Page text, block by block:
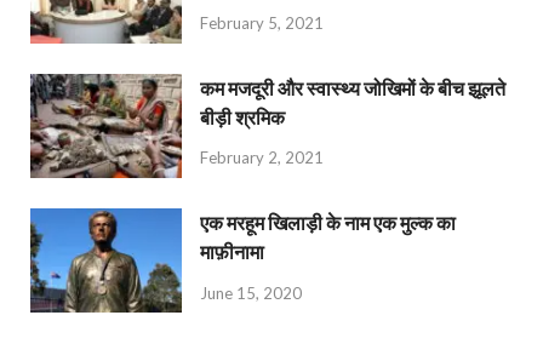
February 5, 2021
कम मजदूरी और स्वास्थ्य जोखिमों के बीच झूलते
बीड़ी श्रमिक
February 2, 2021
एक मरहूम खिलाड़ी के नाम एक मुल्क का
माफ़ीनामा
June 15, 2020